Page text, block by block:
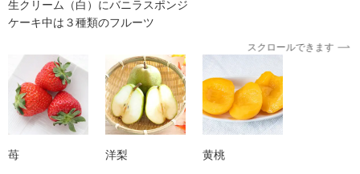
生クリーム（白）にバニラスポンジ
ケーキ中は３種類のフルーツ
スクロールできます
苺 洋梨 黄桃